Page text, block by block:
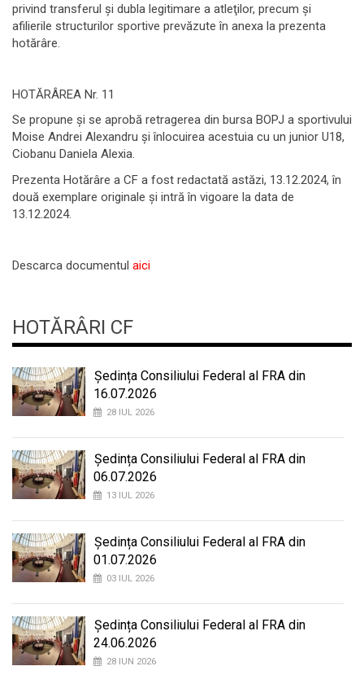
privind transferul și dubla legitimare a atleţilor, precum și
afilierile structurilor sportive prevăzute în anexa la prezenta
hotărâre.
HOTĂRÂREA Nr. 11
Se propune şi se aprobă retragerea din bursa BOPJ a sportivului
Moise Andrei Alexandru şi înlocuirea acestuia cu un junior U18,
Ciobanu Daniela Alexia.
Prezenta Hotărâre a CF a fost redactată astăzi, 13.12.2024, în
două exemplare originale și intră în vigoare la data de
13.12.2024.
Descarca documentul aici
HOTĂRÂRI CF
Ședința Consiliului Federal al FRA din
16.07.2026
28 IUL 2026
Ședința Consiliului Federal al FRA din
06.07.2026
13 IUL 2026
Ședința Consiliului Federal al FRA din
01.07.2026
03 IUL 2026
Ședința Consiliului Federal al FRA din
24.06.2026
28 IUN 2026